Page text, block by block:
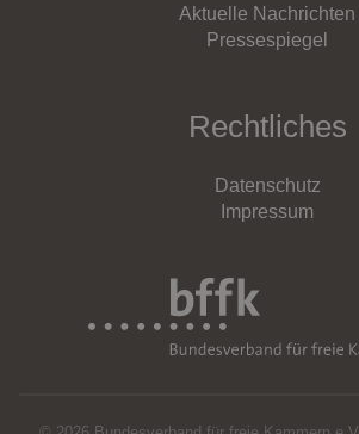
Aktuelle Nachrichten
Pressespiegel
Rechtliches
Datenschutz
Impressum